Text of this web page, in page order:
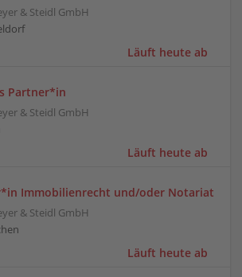
& Steidl GmbH
Läuft heute ab
Partner*in
& Steidl GmbH
Läuft heute ab
Immobilienrecht und/oder Notariat
& Steidl GmbH
Läuft heute ab